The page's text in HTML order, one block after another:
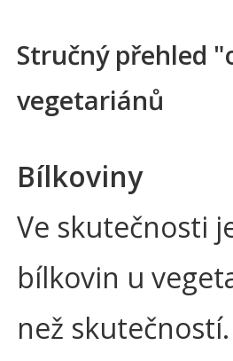
Stručný přehled
vegetariánů
Bílkoviny
Ve skutečnosti
bílkovin u
než